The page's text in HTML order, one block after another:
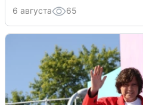
6 августа 65